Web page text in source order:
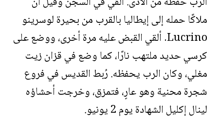
ملاكًا حمله إلى إيطاليا بالقرب من بحيرة لوسرينو
Lucrino. ألقي القبض عليه مرة أخرى، ووضع على
كرسي حديد ملتهب نارًا، كما وضع في قزان زيت
مغلي، وكان الرب يحفظه. رُبط القديس في فروع
شجرة محنية وهو عارٍ، فتمزق، وخرجت أحشاؤه
لينال إكليل الشهادة يوم 2 يونيو.